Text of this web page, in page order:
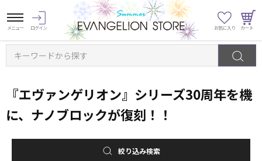
キーワードから探す
『エヴァンゲリオン』シリーズ30周年を機
に、ナノブロックが復刻！！
絞り込み検索